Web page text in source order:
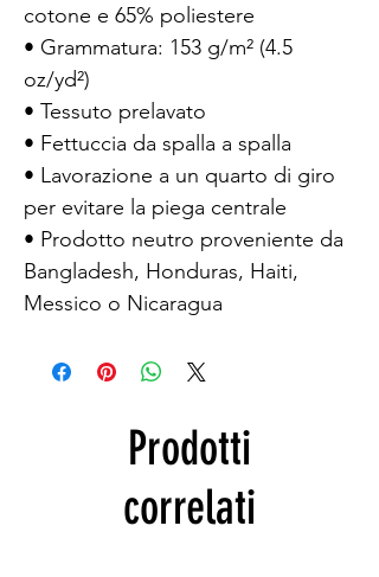
cotone e 65% poliestere
• Grammatura: 153 g/m² (4.5
oz/yd²)
• Tessuto prelavato
• Fettuccia da spalla a spalla
• Lavorazione a un quarto di giro
per evitare la piega centrale
• Prodotto neutro proveniente da
Bangladesh, Honduras, Haiti,
Messico o Nicaragua
Prodotti
correlati